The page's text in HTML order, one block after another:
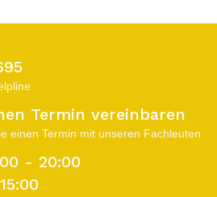
Termin vereinbaren
einen Termin mit unseren Fachleuten
- 20:00